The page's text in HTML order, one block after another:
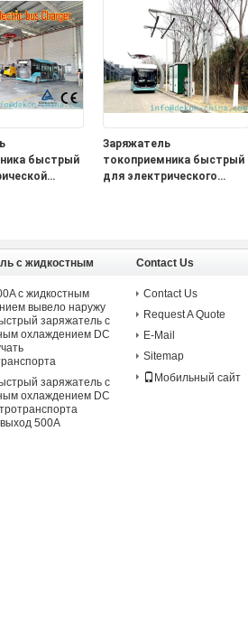
для
электротранспорта
быстрый
Заряжатель
токоприемника быстрый
для электрического
с жидкостным
DC
с жидкостным
вывело наружу
заряжатель с
охлаждением DC
заряжатель с
охлаждением DC
500A
Contact Us
Contact Us
Request A Quote
E-Mail
Sitemap
Мобильный сайт